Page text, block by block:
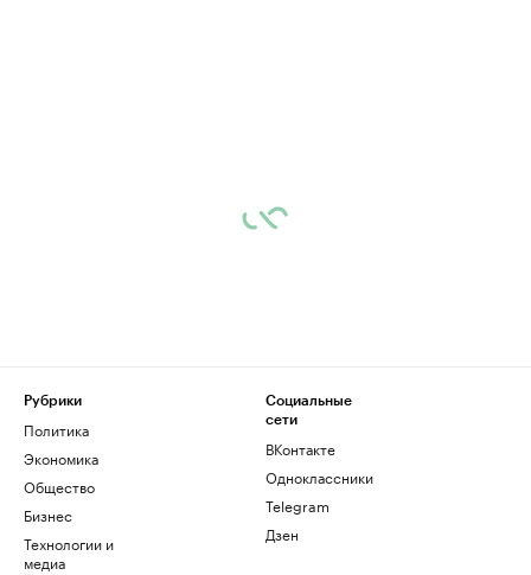
Рубрики
Политика
Экономика
Общество
Бизнес
Технологии и
медиа
Социальные
сети
ВКонтакте
Одноклассники
Telegram
Дзен